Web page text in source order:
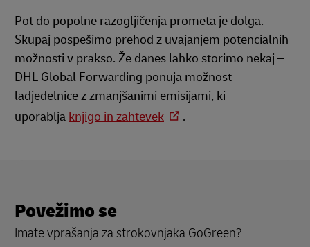
Pot do popolne razogljičenja prometa je dolga.
Skupaj pospešimo prehod z uvajanjem potencialnih
možnosti v prakso. Že danes lahko storimo nekaj –
DHL Global Forwarding ponuja možnost
ladjedelnice z zmanjšanimi emisijami, ki
uporablja knjigo in zahtevek .
Povežimo se
Imate vprašanja za strokovnjaka GoGreen?